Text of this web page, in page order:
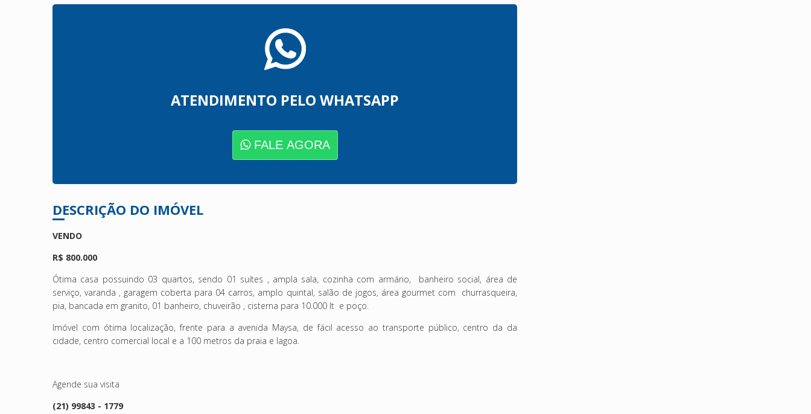
ATENDIMENTO PELO WHATSAPP
FALE AGORA
DESCRIÇÃO DO IMÓVEL
VENDO
R$ 800.000
Ótima casa possuindo 03 quartos, sendo 01 suítes , ampla sala, cozinha com armário, banheiro social, área de
serviço, varanda , garagem coberta para 04 carros, amplo quintal, salão de jogos, área gourmet com churrasqueira,
pia, bancada em granito, 01 banheiro, chuveirão , cisterna para 10.000 lt e poço.
Imóvel com ótima localização, frente para a avenida Maysa, de fácil acesso ao transporte público, centro da da
cidade, centro comercial local e a 100 metros da praia e lagoa.
Agende sua visita
(21) 99843 - 1779